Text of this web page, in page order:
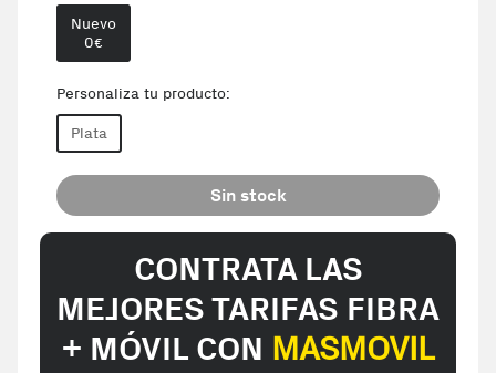
Nuevo
0€
Personaliza tu producto:
Plata
Sin stock
CONTRATA LAS
MEJORES TARIFAS FIBRA
+ MÓVIL CON MASMOVIL